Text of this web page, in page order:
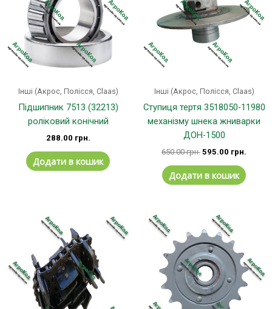
Інші (Акрос, Полісся, Claas)
Підшипник 7513 (32213)
роліковий конічний
288.00 грн.
Додати в кошик
Інші (Акрос, Полісся, Claas)
Ступиця тертя 3518050-11980
механізму шнека жниварки
ДОН-1500
650.00грн. 595.00 грн.
Додати в кошик